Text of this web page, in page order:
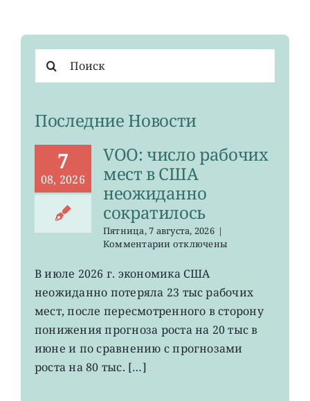
поиска:
Последние Новости
7
08, 2026
VOO: число рабочих
мест в США
неожиданно
сократилось
Пятница, 7 августа, 2026 |
Комментариик
VOO:
рабочих
мест
США
неожиданно
отключены
В июле 2026 г. экономика США
неожиданно потеряла 23 тыс рабочих
мест, после пересмотренного в сторону
понижения прогноза роста на 20 тыс в
июне и по сравнению с прогнозами
роста на 80 тыс. […]